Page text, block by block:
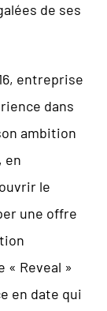
de ses
entreprise
dans
ambition
en
le
une offre
« Reveal »
en date qui